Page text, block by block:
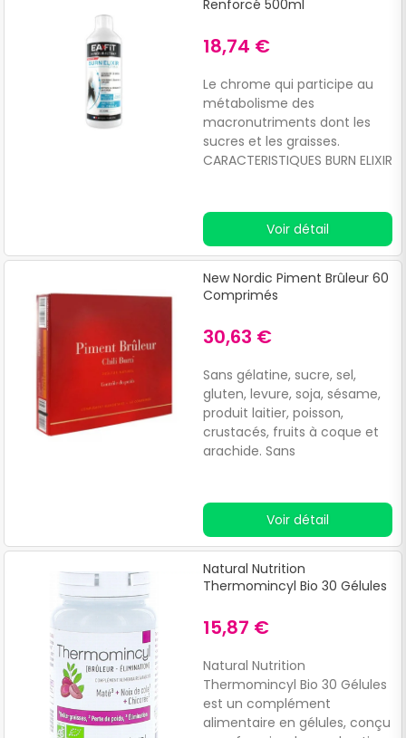
Renforcé 500ml
18,74 €
Le chrome qui participe au
métabolisme des
macronutriments dont les
sucres et les graisses.
CARACTERISTIQUES BURN ELIXIR
qui a fait l’objet de
nombreuses études cliniques.
Voir détail
New Nordic Piment Brûleur 60
Comprimés
30,63 €
Sans gélatine, sucre, sel,
gluten, levure, soja, sésame,
produit laitier, poisson,
crustacés, fruits à coque et
arachide. Sans
Convient aux végétariens et
végétaliens.Voir détail
Natural Nutrition
Thermomincyl Bio 30 Gélules
15,87 €
Natural Nutrition
Thermomincyl Bio 30 Gélules
est un complément
alimentaire en gélules, conçu